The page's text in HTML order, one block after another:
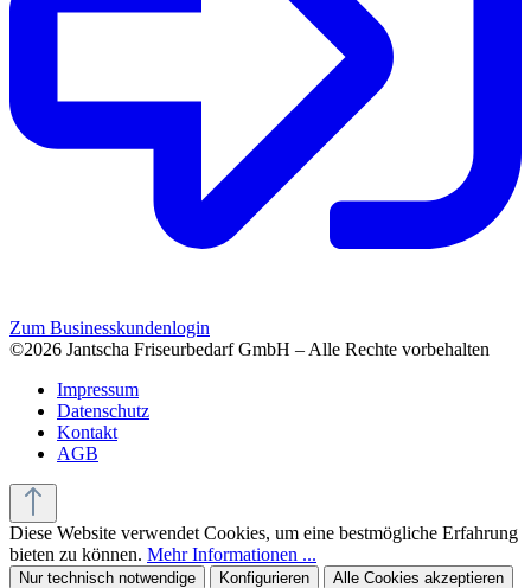
Zum Businesskundenlogin
©2026 Jantscha Friseurbedarf GmbH – Alle Rechte vorbehalten
Impressum
Datenschutz
Kontakt
AGB
Diese Website verwendet Cookies, um eine bestmögliche Erfahrung
bieten zu können. Mehr Informationen ...
Nur technisch notwendige Konfigurieren Alle Cookies akzeptieren